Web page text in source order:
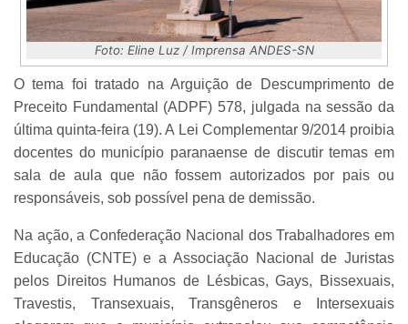
Foto: Eline Luz / Imprensa ANDES-SN
O tema foi tratado na Arguição de Descumprimento de
Preceito Fundamental (ADPF) 578, julgada na sessão da
última quinta-feira (19). A Lei Complementar 9/2014 proibia
docentes do município paranaense de discutir temas em
sala de aula que não fossem autorizados por pais ou
responsáveis, sob possível pena de demissão.
Na ação, a Confederação Nacional dos Trabalhadores em
Educação (CNTE) e a Associação Nacional de Juristas
pelos Direitos Humanos de Lésbicas, Gays, Bissexuais,
Travestis, Transexuais, Transgêneros e Intersexuais